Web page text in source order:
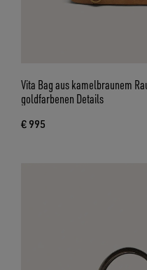
Vita Bag aus kamelbraunem
goldfarbenen Details
€ 995